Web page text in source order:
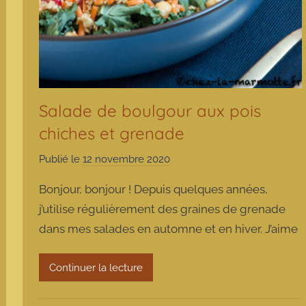
Salade de boulgour aux pois
chiches et grenade
Publié le12 novembre 2020
r
m
a
Bonjour, bonjour ! Depuis quelques années,
j’utilise régulièrement des graines de grenade
dans mes salades en automne et en hiver. J’aime
Continuer la lecture